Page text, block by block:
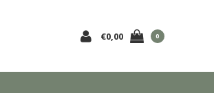
€0,00 0